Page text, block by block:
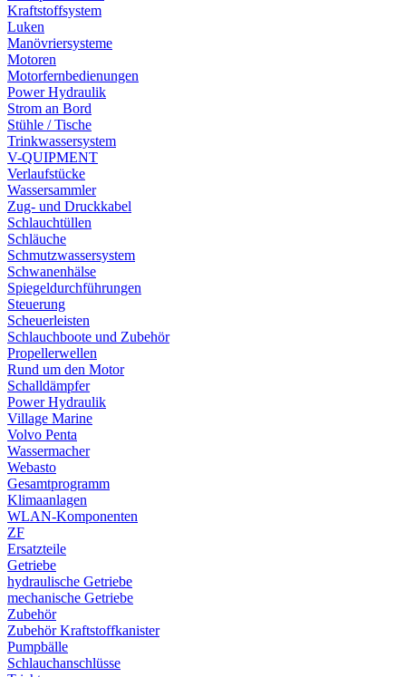
Kraftstoffsystem
Luken
Manövriersysteme
Motoren
Motorfernbedienungen
Power Hydraulik
Strom an Bord
Stühle / Tische
Trinkwassersystem
V-QUIPMENT
Verlaufstücke
Wassersammler
Zug- und Druckkabel
Schlauchtüllen
Schläuche
Schmutzwassersystem
Schwanenhälse
Spiegeldurchführungen
Steuerung
Scheuerleisten
Schlauchboote und Zubehör
Propellerwellen
Rund um den Motor
Schalldämpfer
Power Hydraulik
Village Marine
Volvo Penta
Wassermacher
Webasto
Gesamtprogramm
Klimaanlagen
WLAN-Komponenten
ZF
Ersatzteile
Getriebe
hydraulische Getriebe
mechanische Getriebe
Zubehör
Zubehör Kraftstoffkanister
Pumpbälle
Schlauchanschlüsse